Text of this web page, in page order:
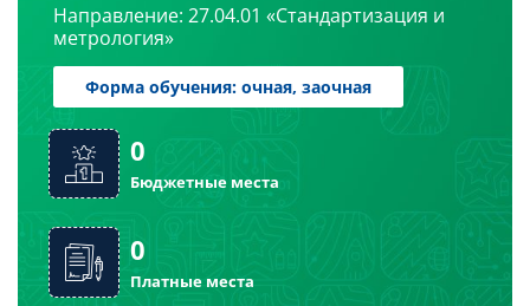
Магистратура
Направление: 27.04.01 «Стандартизация и
метрология»
Форма обучения: очная, заочная